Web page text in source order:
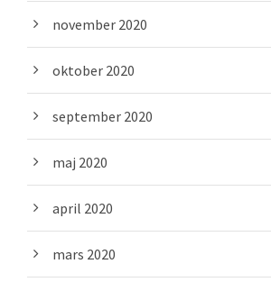
november 2020
oktober 2020
september 2020
maj 2020
april 2020
mars 2020